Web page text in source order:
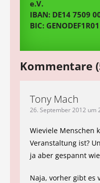
e.V.
IBAN: DE14 7509
BIC: GENODEF1R01
Kommentare
Tony Mach
26. September 2012 um
Wieviele Menschen
Veranstaltung ist?
ja aber gespannt
Naja, vorher gibt es